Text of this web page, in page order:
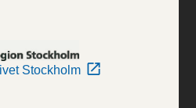
Stockholm